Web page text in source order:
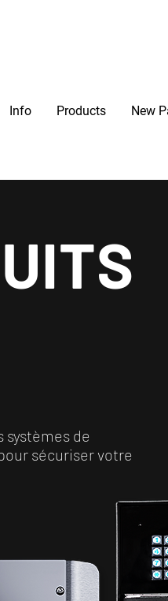
Info Products New
systèmes de
sécuriser votre